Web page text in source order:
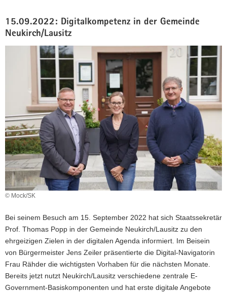
15.09.2022: Digitalkompetenz in der Gemeinde
Neukirch/Lausitz
© Mock/SK
Bei seinem Besuch am 15. September 2022 hat sich Staatssekretär
Prof. Thomas Popp in der Gemeinde Neukirch/Lausitz zu den
ehrgeizigen Zielen in der digitalen Agenda informiert. Im Beisein
von Bürgermeister Jens Zeiler präsentierte die Digital-Navigatorin
Frau Rähder die wichtigsten Vorhaben für die nächsten Monate.
Bereits jetzt nutzt Neukirch/Lausitz verschiedene zentrale E-
Government-Basiskomponenten und hat erste digitale Angebote